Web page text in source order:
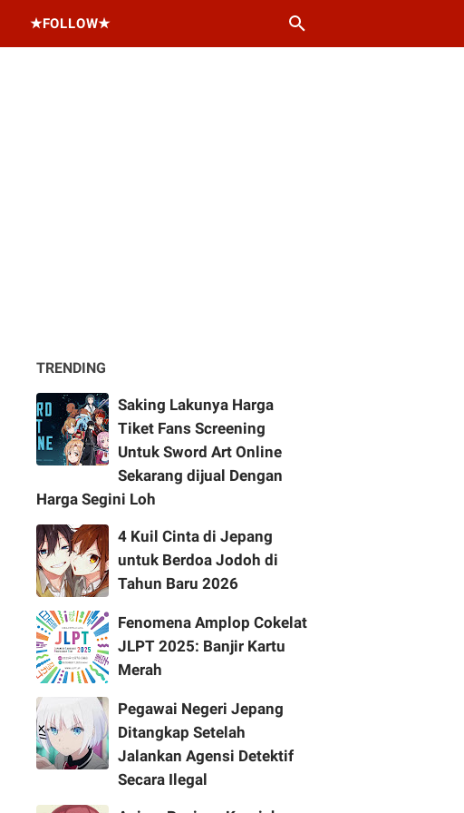
★FOLLOW★
TRENDING
Saking Lakunya Harga
Tiket Fans Screening
Untuk Sword Art Online
Sekarang dijual Dengan
Harga Segini Loh
4 Kuil Cinta di Jepang
untuk Berdoa Jodoh di
Tahun Baru 2026
Fenomena Amplop Cokelat
JLPT 2025: Banjir Kartu
Merah
Pegawai Negeri Jepang
Ditangkap Setelah
Jalankan Agensi Detektif
Secara Ilegal